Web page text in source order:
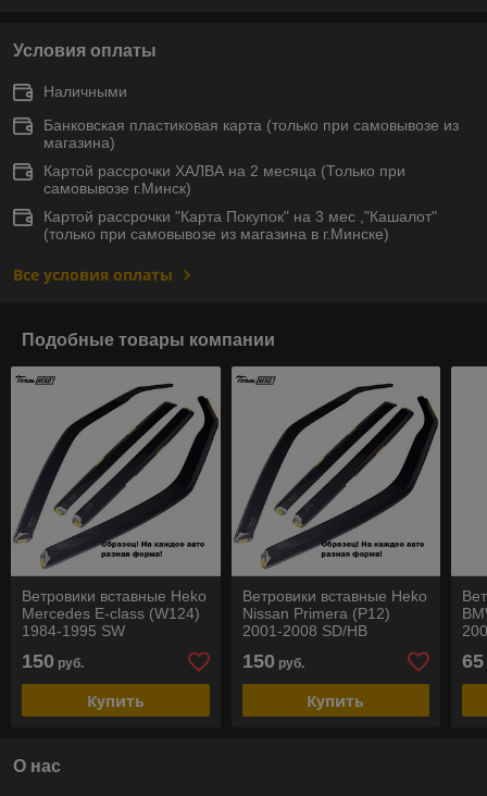
Условия оплаты
Наличными
Банковская пластиковая карта (только при самовывозе из
магазина)
Картой рассрочки ХАЛВА на 2 месяца (Только при
самовывозе г.Минск)
Картой рассрочки "Карта Покупок" на 3 мес ,"Кашалот"
(только при самовывозе из магазина в г.Минске)
Все условия оплаты
Подобные товары компании
Ветровики вставные Heko
Mercedes E-class (W124)
1984-1995 SW
150 руб.
Купить
Ветровики вставные Heko
Nissan Primera (P12)
2001-2008 SD/HB
150 руб.
Купить
65
О нас